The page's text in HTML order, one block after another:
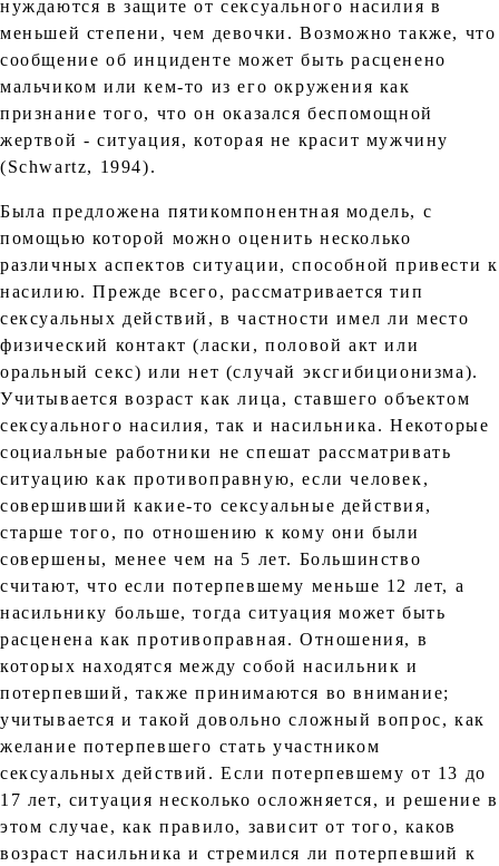
нуждаются в защите от сексуального насилия в
меньшей степени, чем девочки. Возможно также, что
сообщение об инциденте может быть расценено
мальчиком или кем-то из его окружения как
признание того, что он оказался беспомощной
жертвой - ситуация, которая не красит мужчину
(Schwartz, 1994).
Была предложена пятикомпонентная модель, с
помощью которой можно оценить несколько
различных аспектов ситуации, способной привести к
насилию. Прежде всего, рассматривается тип
сексуальных действий, в частности имел ли место
физический контакт (ласки, половой акт или
оральный секс) или нет (случай эксгибиционизма).
Учитывается возраст как лица, ставшего объектом
сексуального насилия, так и насильника. Некоторые
социальные работники не спешат рассматривать
ситуацию как противоправную, если человек,
совершивший какие-то сексуальные действия,
старше того, по отношению к кому они были
совершены, менее чем на 5 лет. Большинство
считают, что если потерпевшему меньше 12 лет, а
насильнику больше, тогда ситуация может быть
расценена как противоправная. Отношения, в
которых находятся между собой насильник и
потерпевший, также принимаются во внимание;
учитывается и такой довольно сложный вопрос, как
желание потерпевшего стать участником
сексуальных действий. Если потерпевшему от 13 до
17 лет, ситуация несколько осложняется, и решение в
этом случае, как правило, зависит от того, каков
возраст насильника и стремился ли потерпевший к